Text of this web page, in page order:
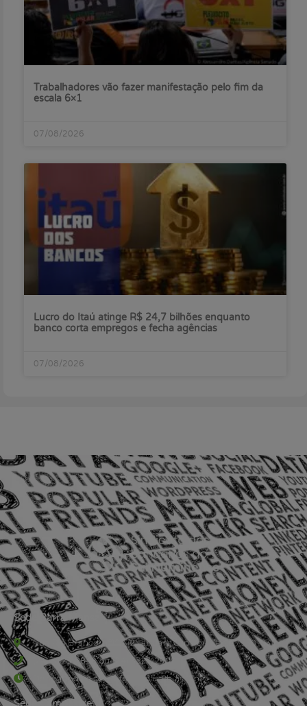
Trabalhadores vão fazer manifestação pelo fim da
escala 6×1
07/08/2026
Lucro do Itaú atinge R$ 24,7 bilhões enquanto
banco corta empregos e fecha agências
07/08/2026
Sede Barra Mansa
Rua Rio Branco, nº107 (2º andar), Centro - Cep: 27.330-030
(24) 3323-2848 ou (24) 3323-2500
De segunda à sexta-feira , das 9h às 17h.